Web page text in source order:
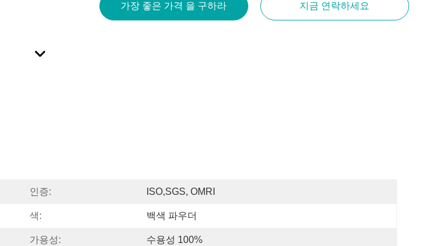
가장 좋은 가격 을 구하라 지금 연락하세요
인증: ISO,SGS, OMRI
색: 백색 파우더
가용성: 수용성 100%